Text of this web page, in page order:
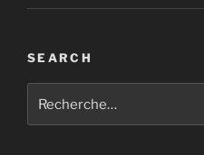
SEARCH
pour